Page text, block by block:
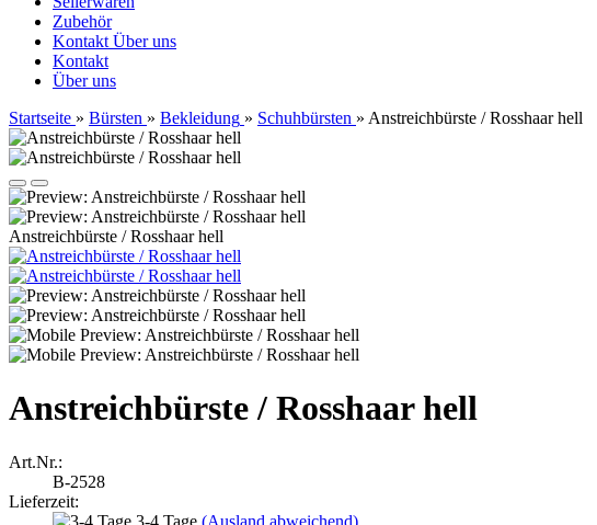
Zubehör
Kontakt Über uns
Kontakt
Über uns
Startseite » Bürsten » Bekleidung » Schuhbürsten » Anstreichbürste / Rosshaar hell
Anstreichbürste / Rosshaar hell
Anstreichbürste / Rosshaar hell
Art.Nr.:
B-2528
Lieferzeit:
3-4 Tage (Ausland abweichend)